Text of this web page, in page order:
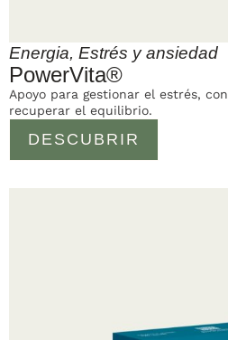
Energia, Estrés y ansiedad
PowerVita®
DESCUBRIR
Apoyo para gestionar el estrés,
recuperar el equilibrio.